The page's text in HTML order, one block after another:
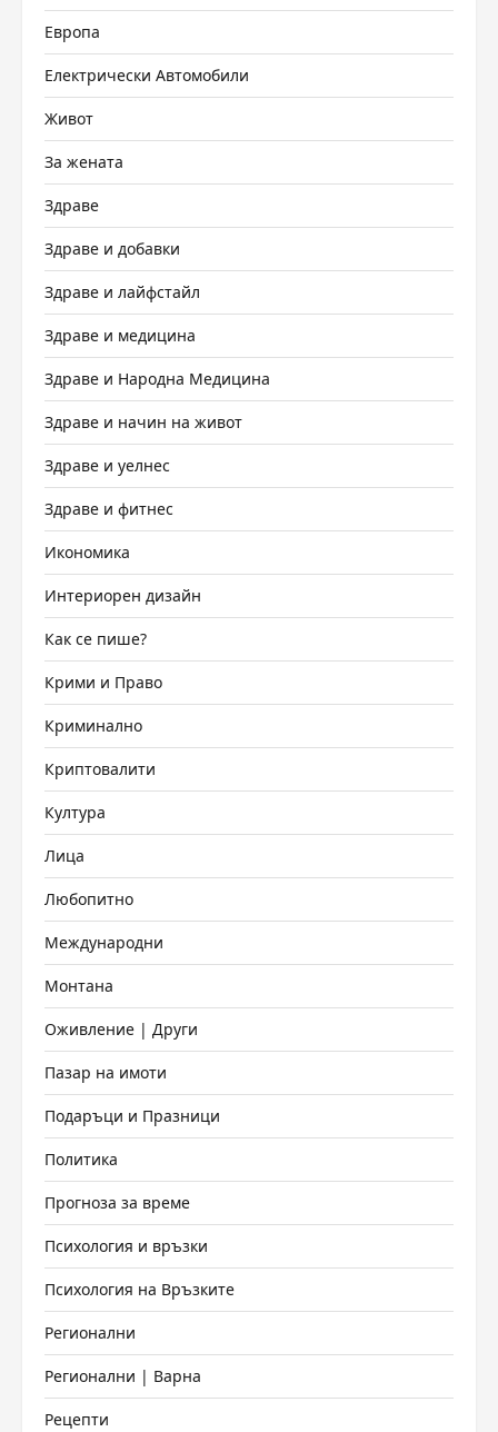
Европа
Електрически Автомобили
Живот
За жената
Здраве
Здраве и добавки
Здраве и лайфстайл
Здраве и медицина
Здраве и Народна Медицина
Здраве и начин на живот
Здраве и уелнес
Здраве и фитнес
Икономика
Интериорен дизайн
Как се пише?
Крими и Право
Криминално
Криптовалити
Култура
Лица
Любопитно
Международни
Монтана
Оживление | Други
Пазар на имоти
Подаръци и Празници
Политика
Прогноза за време
Психология и връзки
Психология на Връзките
Регионални
Регионални | Варна
Рецепти